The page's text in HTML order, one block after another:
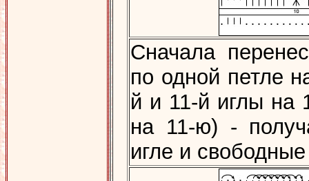
Сначала
по одной петле
й и 11-й иглы на
на 11-ю) -
игле и